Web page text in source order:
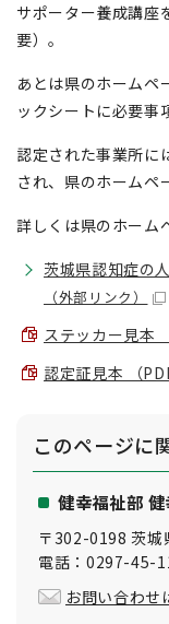
サポーター養成講座
要）。
あとは県のホームペ
ックシートに必要事
認定された事業所に
され、県のホームペ
詳しくは県のホーム
茨城県認知症の
（外部リンク）
ステッカー見本
認定証見本 （
このページに
健幸福祉部
〒302-0198 茨城
電話：0297-45-
お問い合わせ